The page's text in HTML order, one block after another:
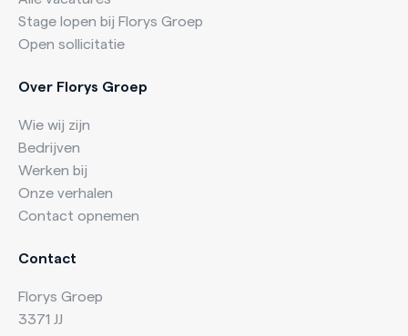
Stage lopen bij Florys Groep
Open sollicitatie
Over Florys Groep
Wie wij zijn
Bedrijven
Werken bij
Onze verhalen
Contact opnemen
Contact
Florys Groep
3371 JJ